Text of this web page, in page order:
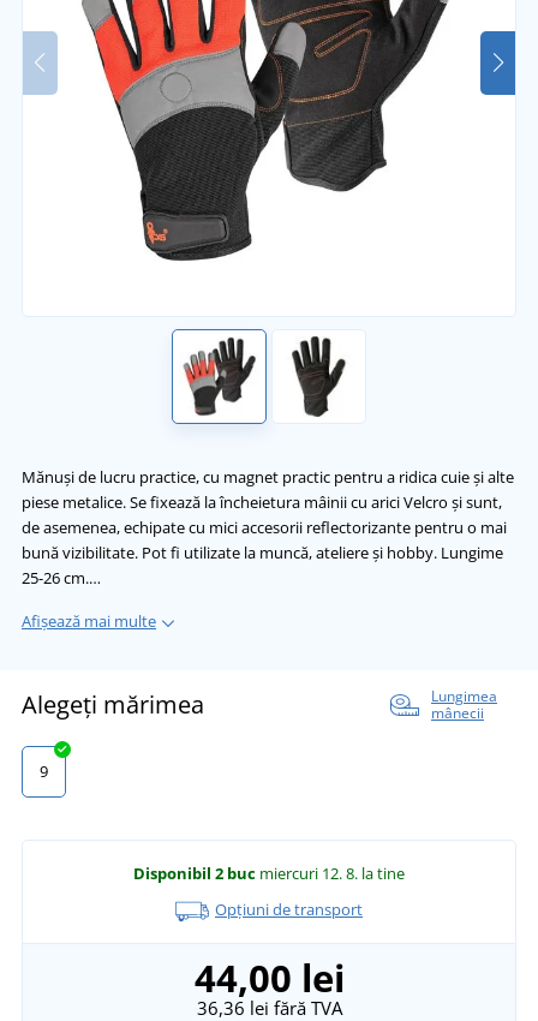
Mănuși de lucru practice, cu magnet practic pentru a ridica cuie și alte
piese metalice. Se fixează la încheietura mâinii cu arici Velcro și sunt,
de asemenea, echipate cu mici accesorii reflectorizante pentru o mai
bună vizibilitate. Pot fi utilizate la muncă, ateliere și hobby. Lungime
25-26 cm.…
Afișează mai multe
Alegeți mărimea
Lungimea
mânecii
9
Disponibil 2 buc miercuri 12. 8. la tine
Opțiuni de transport
44,00 lei
36,36 lei fără TVA